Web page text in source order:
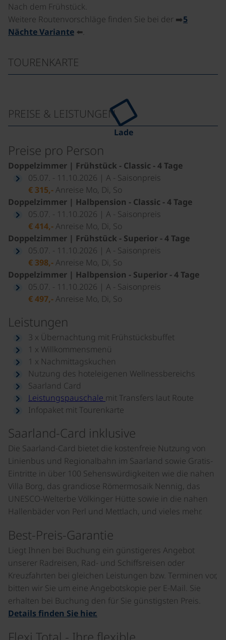
Nach dem Frühstück.
Weitere Routenvorschläge finden Sie bei der ➡️5
Nächte Variante ⬅️.
TOURENKARTE
Lade
PREISE & LEISTUNGEN
Preise pro Person
Doppelzimmer | Frühstück - Classic - 4 Tage
05.07. - 11.10.2026 | A - Saisonpreis
€ 315,-Anreise Mo, Di, So
Doppelzimmer | Halbpension - Classic - 4 Tage
05.07. - 11.10.2026 | A - Saisonpreis
€ 414,-Anreise Mo, Di, So
Doppelzimmer | Frühstück - Superior - 4 Tage
05.07. - 11.10.2026 | A - Saisonpreis
€ 398,-Anreise Mo, Di, So
Doppelzimmer | Halbpension - Superior - 4 Tage
05.07. - 11.10.2026 | A - Saisonpreis
€ 497,-Anreise Mo, Di, So
Leistungen
3 x Übernachtung mit Frühstücksbuffet
1 x Willkommensmenü
1 x Nachmittagskuchen
Nutzung des hoteleigenen Wellnessbereichs
Saarland Card
Leistungspauschale mit Transfers laut Route
Infopaket mit Tourenkarte
Saarland-Card inklusive
Die Saarland-Card bietet die kostenfreie Nutzung von
Linienbus und Regionalbahn im Saarland sowie Gratis-
Eintritte in über 100 Sehenswürdigkeiten wie die nahen
Villa Borg, das grandiose Römermosaik Nennig, das
UNESCO-Welterbe Völkinger Hütte sowie in die nahen
Hallenbäder von Perl und Mettlach, und vieles mehr.
Best-Preis-Garantie
Liegt Ihnen bei Buchung ein günstigeres Angebot
unserer Radreisen, Rad- und Schiffsreisen oder
Kreuzfahrten bei gleichen Leistungen bzw. Terminen vor,
bitten wir Sie um eine Angebotskopie per E-Mail. Sie
erhalten bei Buchung den für Sie günstigsten Preis.
Details finden Sie hier.
Flexi Total - Ihre flexible